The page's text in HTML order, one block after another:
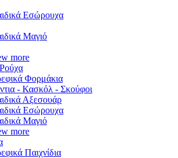
Εσώρουχα
Μαγιό
more
Φορμάκια
- Κασκόλ - Σκούφοι
Αξεσουάρ
Εσώρουχα
Μαγιό
more
Παιχνίδια